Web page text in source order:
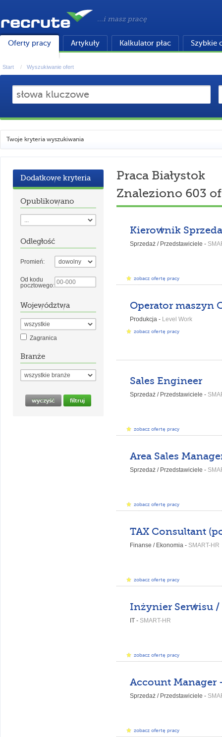
...i masz pracę
Oferty pracy Artykuły Kalkulator płac Szybkie
Start Wyszukiwanie ofert
Twoje kryteria wyszukiwania
Dodatkowe kryteria
Opublikowano
Odległość
Promień:
Od kodu
pocztowego:
Województwa
Zagranica
Branże
Praca Białystok
Znaleziono 603
Sprzedaż / Przedstawiciele -
zobacz ofertę pracy
Produkcja - Level Work
zobacz ofertę pracy
Sales Engineer
Sprzedaż / Przedstawiciele -
zobacz ofertę pracy
Area Sales
Sprzedaż / Przedstawiciele -
zobacz ofertę pracy
Finanse / Ekonomia - SMART-HR
zobacz ofertę pracy
IT - SMART-HR
zobacz ofertę pracy
Sprzedaż / Przedstawiciele -
zobacz ofertę pracy